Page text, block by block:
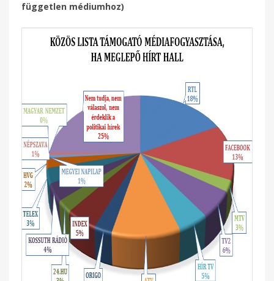
független médiumhoz)